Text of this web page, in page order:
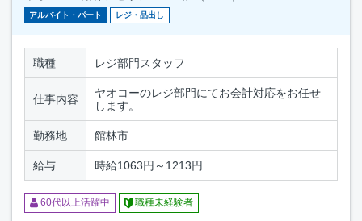
アルバイト・パート レジ・品出し
職種 レジ部門スタッフ
仕事内容
ヤオコーのレジ部門にてお会計対応をお任せ
します。
勤務地 館林市
給与 時給1063円～1213円
60代以上活躍中 職種未経験者